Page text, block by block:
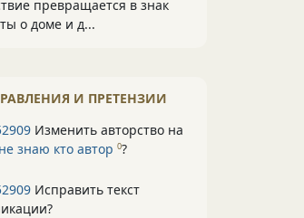
превращается в знак
о доме и д...
И ПРЕТЕНЗИИ
Изменить авторство на
знаю кто автор 0?
Исправить текст